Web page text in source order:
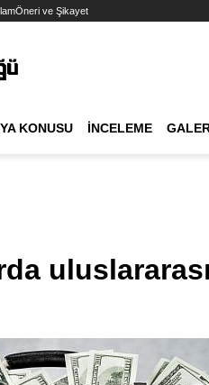
Öneri ve Şikayet
KONUSU İNCELEME